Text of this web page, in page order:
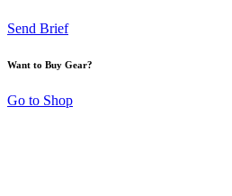
Send Brief
Want to Buy Gear?
Go to Shop